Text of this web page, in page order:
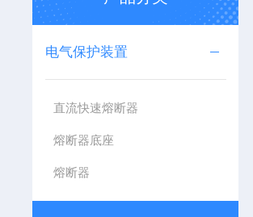
电气保护装置
直流快速熔断器
熔断器底座
熔断器